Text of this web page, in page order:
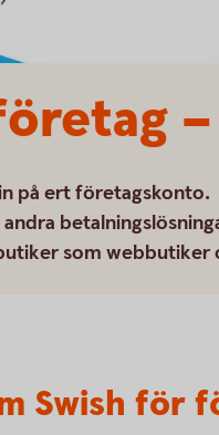
på ert företagskonto.
som webbutiker
Swish för